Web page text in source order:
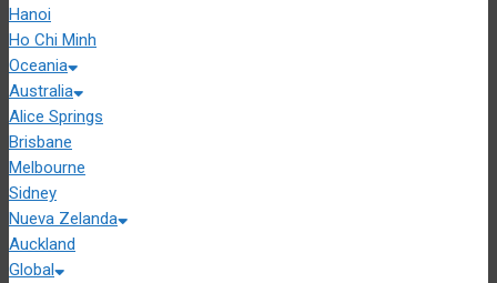
Hanoi
Ho Chi Minh
Oceania
Australia
Alice Springs
Brisbane
Melbourne
Sidney
Nueva Zelanda
Auckland
Global